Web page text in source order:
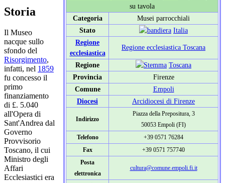
su tavola
Categoria
Musei parrocchiali
Stato
Italia
Regione
ecclesiastica
Regione ecclesiastica Toscana
Regione
Toscana
Provincia
Firenze
Comune
Empoli
Diocesi
Arcidiocesi di Firenze
Indirizzo
Piazza della Prepositura, 3
50053 Empoli (FI)
Telefono
+39 0571 76284
Fax
+39 0571 757740
Posta
elettronica
cultura@comune.empoli.fi.it
Storia
Il Museo
nacque sullo
sfondo del
Risorgimento,
infatti, nel 1859
fu concesso il
primo
finanziamento
di £. 5.040
all'Opera di
Sant'Andrea dal
Governo
Provvisorio
Toscano, il cui
Ministro degli
Affari
Ecclesiastici era